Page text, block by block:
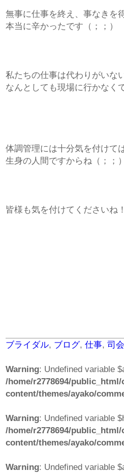
無事に仕事を終え、事なきを
本当に辛かったです（；；）
私たちの仕事は代わりがいな
なんとしても現場に行かなく
体調管理には十分気を付けて
生身の人間ですからね（；；
皆様も気を付けてくださいね
ブライダル, ブログ, 仕事, 司会
Warning: Undefined variable
/home/r2778694/
content/themes/ayako/
Warning: Undefined variable
/home/r2778694/
content/themes/ayako/
Warning: Undefined variable